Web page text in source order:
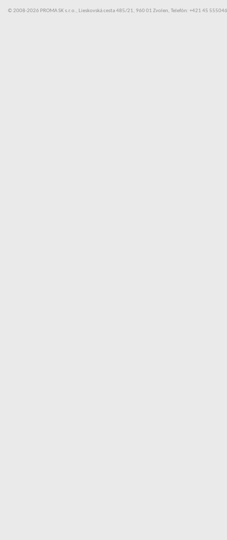
© 2008-2026 PROMA SK s.r.o., Lieskovská cesta 485/21, 960 01 Zvolen, Telefón: +421 45